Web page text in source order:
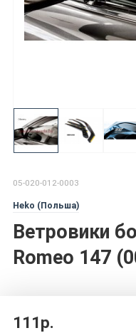
05-020-012-0003
Heko (Польша)
Ветровики
Romeo 147
111р.